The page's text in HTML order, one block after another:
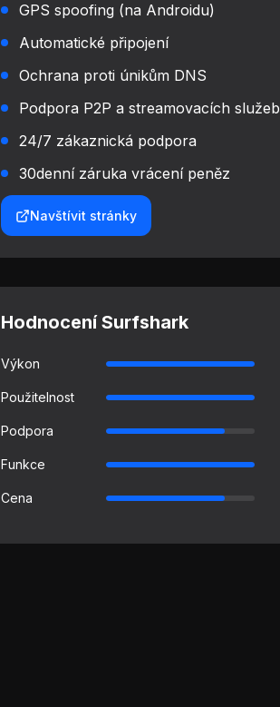
GPS spoofing (na Androidu)
Automatické připojení
Ochrana proti únikům DNS
Podpora P2P a streamovacích služeb
24/7 zákaznická podpora
30denní záruka vrácení peněz​
Navštívit stránky
Hodnocení Surfshark
Výkon
Použitelnost
Podpora
Funkce
Cena